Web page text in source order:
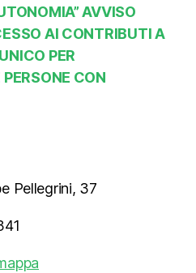
AVVISO
AI CONTRIBUTI A
PER
PERSONE CON
Pellegrini, 37